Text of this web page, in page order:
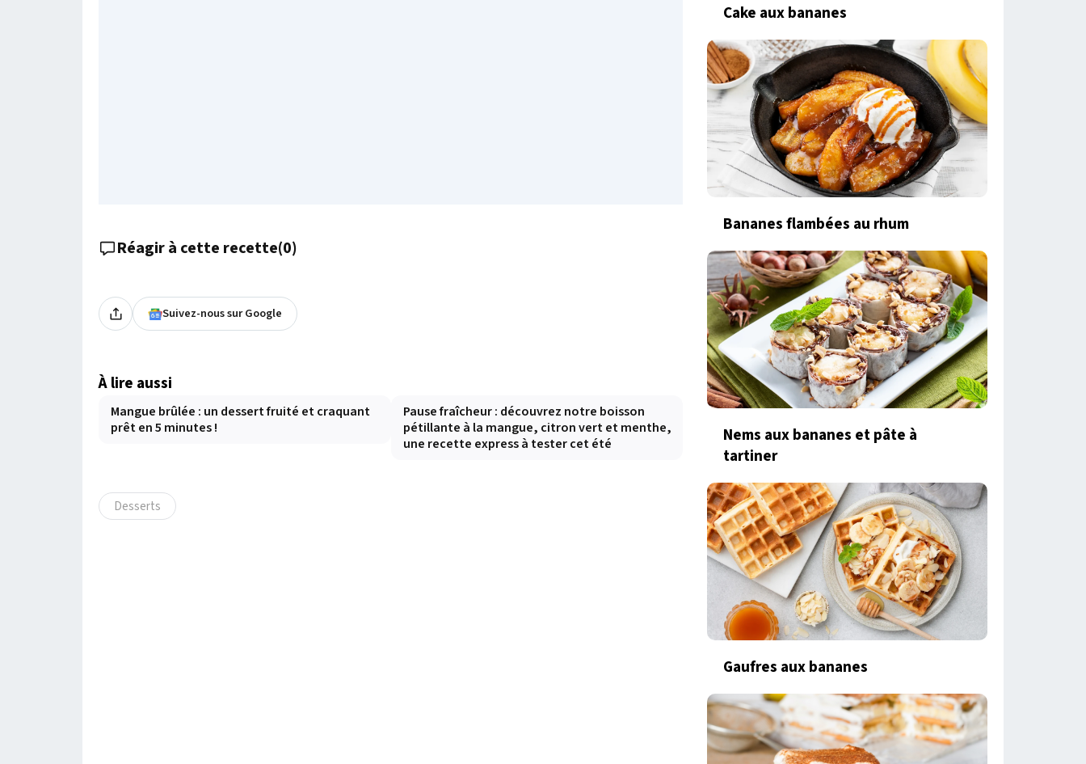
Réagir à cette recette(0)
Suivez-nous sur Google
À lire aussi
Mangue brûlée : un dessert fruité et craquant
prêt en 5 minutes !
Pause fraîcheur : découvrez notre boisson
pétillante à la mangue, citron vert et menthe,
une recette express à tester cet été
Desserts
Cake aux bananes
Bananes flambées au rhum
Nems aux bananes et pâte à
tartiner
Gaufres aux bananes